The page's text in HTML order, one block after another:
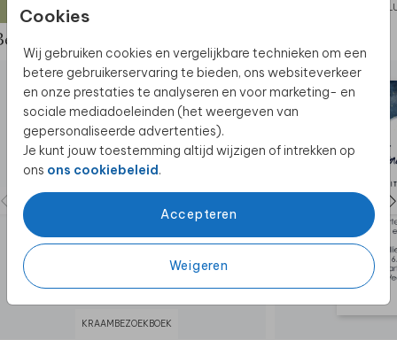
Cookies
Wij gebruiken cookies en vergelijkbare technieken om een
betere gebruikerservaring te bieden, ons websiteverkeer
en onze prestaties te analyseren en voor marketing- en
sociale mediadoeleinden (het weergeven van
gepersonaliseerde advertenties).
Je kunt jouw toestemming altijd wijzigen of intrekken op
ons ons cookiebeleid.
Accepteren
Weigeren
de complete set
KRAAMBEZOEKBOEK